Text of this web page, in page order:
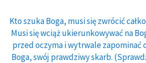
Kto szuka Boga, musi się zwrócić
Musi się wciąż ukierunkowywać na
przed oczyma i wytrwale zapominać
Boga, swój prawdziwy skarb.